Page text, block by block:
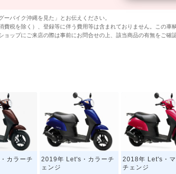
バイク沖縄を見た」とお伝えください。
税を除く）、登録等に伴う費用等は含まれておりません。この車
ョップにご来店の際は事前にお問合せの上、該当商品の有無をご
カラーチ
2019年 Let's・カラーチ
ェンジ
2018年 Let's・マ
チェンジ